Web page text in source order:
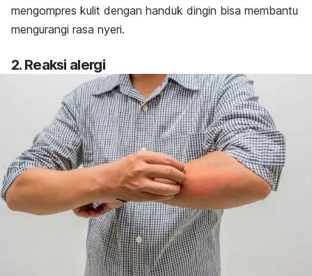
mengompres kulit dengan handuk dingin bisa membantu
mengurangi rasa nyeri.
2. Reaksi alergi